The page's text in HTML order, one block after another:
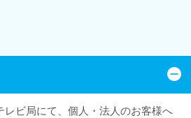
レビ局にて、個人・法人のお客様へ